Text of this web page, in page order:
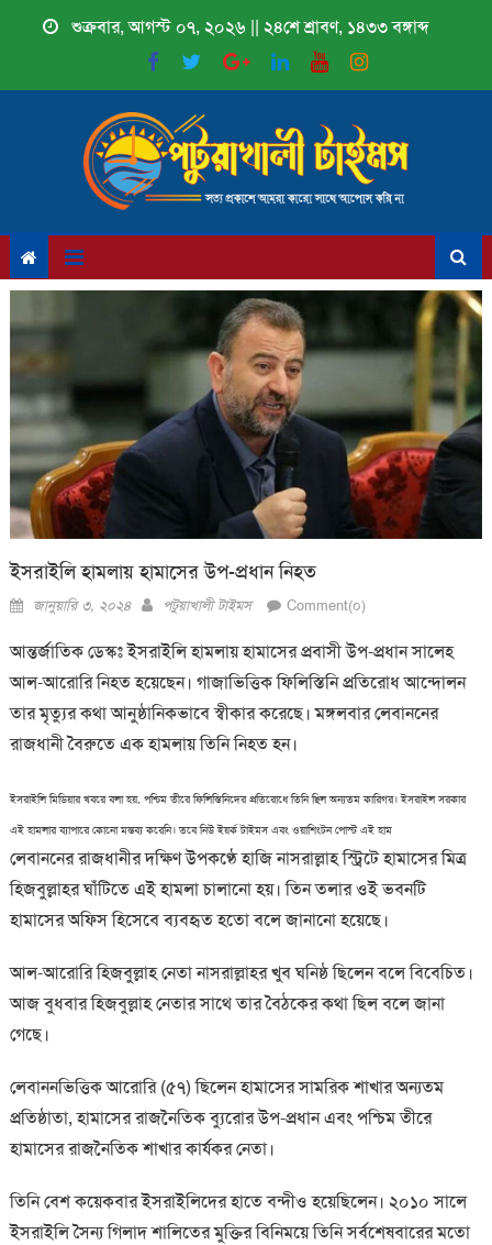
শুক্রবার, আগস্ট ০৭, ২০২৬ || ২৪শে শ্রাবণ, ১৪৩৩ বঙ্গাব্দ
ইসরাইলি হামলায় হামাসের উপ-প্রধান নিহত
Posted
জানুয়ারি ৩, ২০২৪ Author
পটুয়াখালী টাইমস Comment(০)
আন্তর্জাতিক ডেস্কঃ ইসরাইলি হামলায় হামাসের প্রবাসী উপ-প্রধান সালেহ
আল-আরোরি নিহত হয়েছেন। গাজাভিত্তিক ফিলিস্তিনি প্রতিরোধ আন্দোলন
তার মৃত্যুর কথা আনুষ্ঠানিকভাবে স্বীকার করেছে। মঙ্গলবার লেবাননের
রাজধানী বৈরুতে এক হামলায় তিনি নিহত হন।
ইসরাইলি মিডিয়ার খবরে বলা হয়, পশ্চিম তীরে ফিলিস্তিনিদের প্রতিরোধে তিনি ছিল অন্যতম কারিগর। ইসরাইল সরকার
এই হামলার ব্যাপারে কোনো মন্তব্য করেনি। তবে নিউ ইয়র্ক টাইমস এবং ওয়াশিংটন পোস্ট এই হাম
লেবাননের রাজধানীর দক্ষিণ উপকণ্ঠে হাজি নাসরাল্লাহ স্ট্রিটে হামাসের মিত্র
হিজবুল্লাহর ঘাঁটিতে এই হামলা চালানো হয়। তিন তলার ওই ভবনটি
হামাসের অফিস হিসেবে ব্যবহৃত হতো বলে জানানো হয়েছে।
আল-আরোরি হিজবুল্লাহ নেতা নাসরাল্লাহর খুব ঘনিষ্ঠ ছিলেন বলে বিবেচিত।
আজ বুধবার হিজবুল্লাহ নেতার সাথে তার বৈঠকের কথা ছিল বলে জানা
গেছে।
লেবাননভিত্তিক আরোরি (৫৭) ছিলেন হামাসের সামরিক শাখার অন্যতম
প্রতিষ্ঠাতা, হামাসের রাজনৈতিক ব্যুরোর উপ-প্রধান এবং পশ্চিম তীরে
হামাসের রাজনৈতিক শাখার কার্যকর নেতা।
তিনি বেশ কয়েকবার ইসরাইলিদের হাতে বন্দীও হয়েছিলেন। ২০১০ সালে
ইসরাইলি সৈন্য গিলাদ শালিতের মুক্তির বিনিময়ে তিনি সর্বশেষবারের মতো